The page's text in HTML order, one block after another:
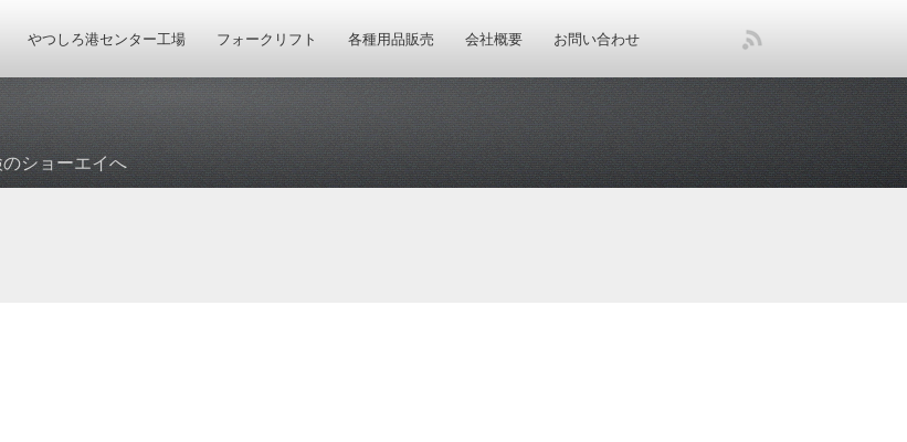
ショーエイへ
やつしろ港センター工場 フォークリフト 各種用品販売 会社概要 お問い合わせ